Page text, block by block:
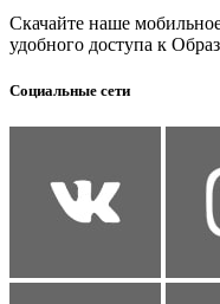
Скачайте наше
удобного доступа к
Социальные сети